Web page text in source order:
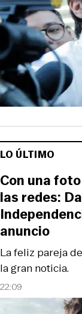
LO ÚLTIMO
22:09
La feliz pareja
la gran noticia.
Con una
las redes:
anuncio